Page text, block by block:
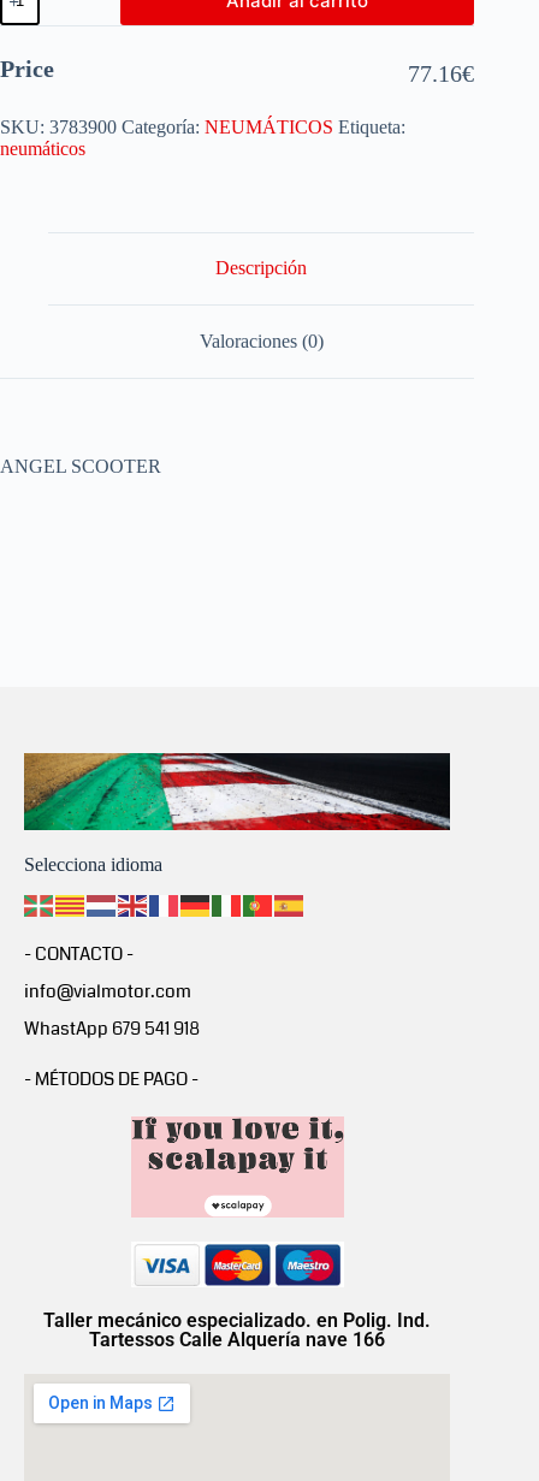
Price 77.16€
SKU: 3783900 Categoría: NEUMÁTICOS Etiqueta:
neumáticos
Descripción
Valoraciones (0)
ANGEL SCOOTER
Selecciona idioma
- CONTACTO -
info@vialmotor.com
WhastApp 679 541 918
- MÉTODOS DE PAGO -
Taller mecánico especializado. en Polig. Ind.
Tartessos Calle Alquería nave 166